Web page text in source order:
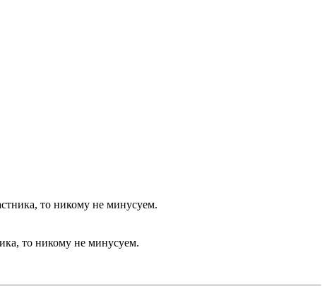
то никому не минусуем.
то никому не минусуем.